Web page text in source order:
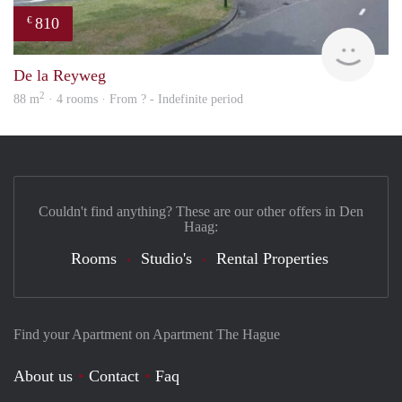
€ 810
De la Reyweg
88 m2 · 4 rooms · From ? - Indefinite period
Find your Apartment on Apartment The Hague
About us Contact Faq
Couldn't find anything? These are our other offers in Den
Haag:
Rooms Studio's Rental Properties